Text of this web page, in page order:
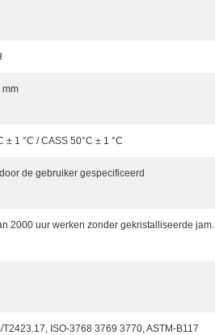
mm
± 1 °C / CASS 50°C ± 1 °C
de gebruiker gespecificeerd
2000 uur werken zonder gekristalliseerde jam.
T2423.17, ISO-3768 3769 3770, ASTM-B117